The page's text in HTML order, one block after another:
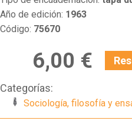
Año de edición: 1963
Código: 75670
6,00 €
Categorías:
Sociología, filosofía y